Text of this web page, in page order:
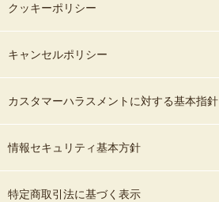
クッキーポリシー
キャンセルポリシー
カスタマーハラスメントに対する基本指針
情報セキュリティ基本方針
特定商取引法に基づく表示